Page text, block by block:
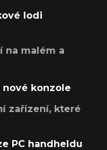
lodi
na malém a
nové konzole
zařízení, které
PC handheldu